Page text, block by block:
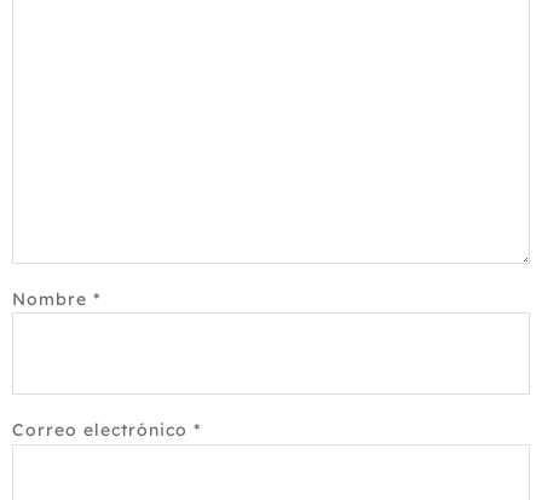
Nombre *
Correo electrónico *